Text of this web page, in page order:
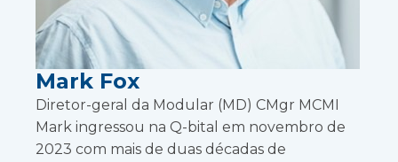
Mark Fox
Diretor-geral da Modular (MD) CMgr MCMI
Mark ingressou na Q-bital em novembro de
2023 com mais de duas décadas de